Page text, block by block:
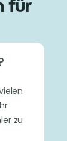
für
zu